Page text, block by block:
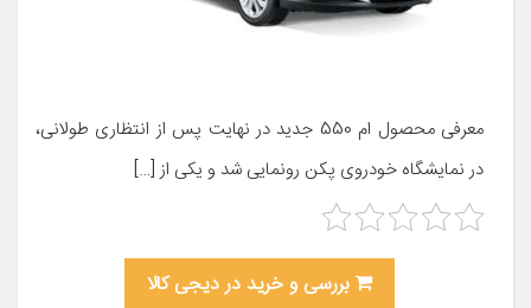
معرفی محصول ام 550 جدید در نهایت پس از انتظاری طولانی،
در نمایشگاه خودروی پکن رونمایی شد و یکی از […]
بررسی و خرید در دیجی کالا